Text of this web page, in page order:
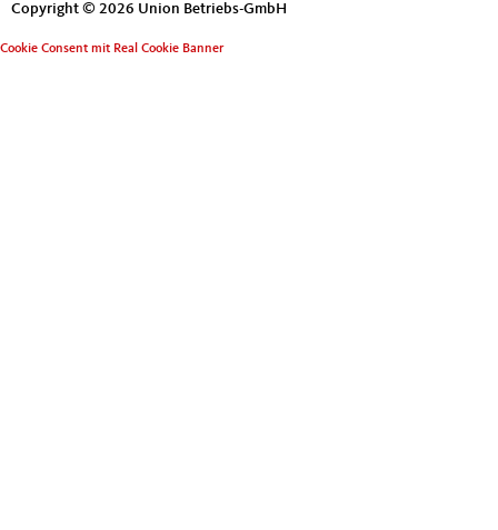
Copyright © 2026 Union Betriebs-GmbH
Cookie Consent mit Real Cookie Banner